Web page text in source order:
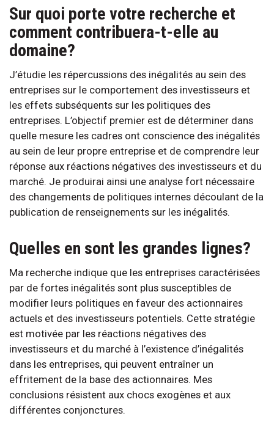
Sur quoi porte votre recherche et
comment contribuera-t-elle au
domaine?
J’étudie les répercussions des inégalités au sein des
entreprises sur le comportement des investisseurs et
les effets subséquents sur les politiques des
entreprises. L’objectif premier est de déterminer dans
quelle mesure les cadres ont conscience des inégalités
au sein de leur propre entreprise et de comprendre leur
réponse aux réactions négatives des investisseurs et du
marché. Je produirai ainsi une analyse fort nécessaire
des changements de politiques internes découlant de la
publication de renseignements sur les inégalités.
Quelles en sont les grandes lignes?
Ma recherche indique que les entreprises caractérisées
par de fortes inégalités sont plus susceptibles de
modifier leurs politiques en faveur des actionnaires
actuels et des investisseurs potentiels. Cette stratégie
est motivée par les réactions négatives des
investisseurs et du marché à l’existence d’inégalités
dans les entreprises, qui peuvent entraîner un
effritement de la base des actionnaires. Mes
conclusions résistent aux chocs exogènes et aux
différentes conjonctures.